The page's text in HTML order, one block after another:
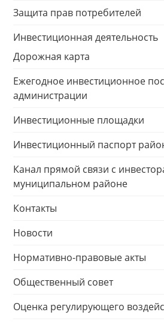
Защита прав потребителей
Инвестиционная деятельность
Дорожная карта
Ежегодное инвестиционное
администрации
Инвестиционные площадки
Инвестиционный паспорт
Канал прямой связи с
муниципальном районе
Контакты
Новости
Нормативно-правовые акты
Общественный совет
Оценка регулирующего